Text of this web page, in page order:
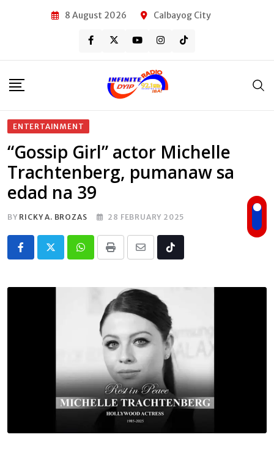
8 August 2026 Calbayog City
ENTERTAINMENT
“Gossip Girl” actor Michelle
Trachtenberg, pumanaw sa
edad na 39
BY RICKY A. BROZAS 28 FEBRUARY 2025
Whatsapp
Print
Share
Email
Tiktok